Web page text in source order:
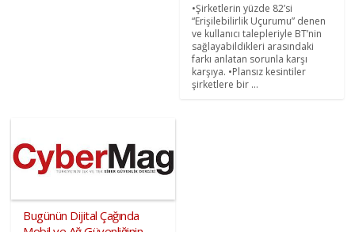
•Şirketlerin yüzde 82’si
“Erişilebilirlik Uçurumu” denen
ve kullanıcı talepleriyle BT’nin
sağlayabildikleri arasındaki
farkı anlatan sorunla karşı
karşıya. •Plansız kesintiler
şirketlere bir ...
Bugünün Dijital Çağında